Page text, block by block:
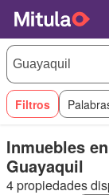
Filtros
Inmuebles
Guayaquil
4 propiedades